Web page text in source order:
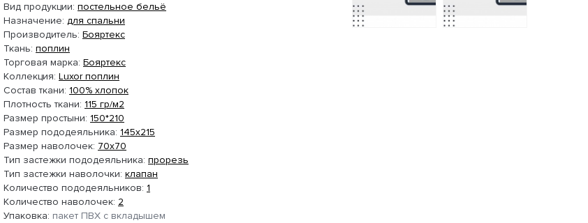
Вид продукции: постельное бельё
Назначение: для спальни
Производитель: Бояртекс
Ткань: поплин
Торговая марка: Бояртекс
Коллекция: Luxor поплин
Состав ткани: 100% хлопок
Плотность ткани: 115 гр/м2
Размер простыни: 150*210
Размер пододеяльника: 145х215
Размер наволочек: 70х70
Тип застежки пододеяльника: прорезь
Тип застежки наволочки: клапан
Количество пододеяльников: 1
Количество наволочек: 2
Упаковка: пакет ПВХ с вкладышем